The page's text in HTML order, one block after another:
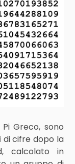
Greco, sono
di cifre dopo la
calcolato in